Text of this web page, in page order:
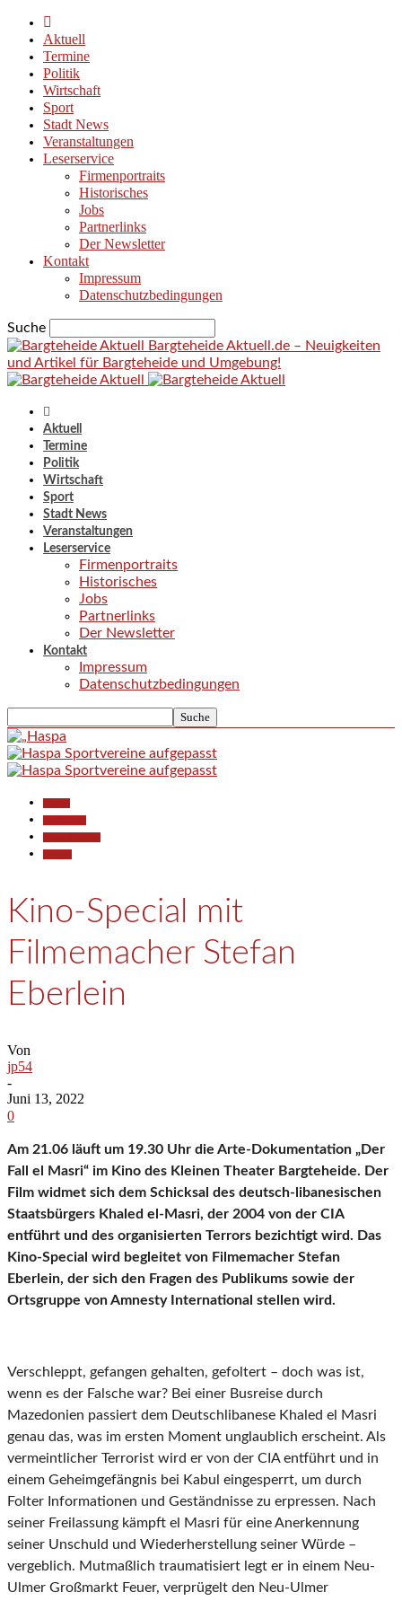
Aktuell
Termine
Politik
Wirtschaft
Sport
Stadt News
Veranstaltungen
Leserservice
Firmenportraits
Historisches
Jobs
Partnerlinks
Der Newsletter
Kontakt
Impressum
Datenschutzbedingungen
Suche
Bargteheide Aktuell.de – Neuigkeiten
und Artikel für Bargteheide und Umgebung!
Aktuell
Termine
Politik
Wirtschaft
Sport
Stadt News
Veranstaltungen
Leserservice
Firmenportraits
Historisches
Jobs
Partnerlinks
Der Newsletter
Kontakt
Impressum
Datenschutzbedingungen
Kino-Special mit
Filmemacher Stefan
Eberlein
Von
jp54
-
Juni 13, 2022
0
Am 21.06 läuft um 19.30 Uhr die Arte-Dokumentation „Der
Fall el Masri“ im Kino des Kleinen Theater Bargteheide. Der
Film widmet sich dem Schicksal des deutsch-libanesischen
Staatsbürgers Khaled el-Masri, der 2004 von der CIA
entführt und des organisierten Terrors bezichtigt wird. Das
Kino-Special wird begleitet von Filmemacher Stefan
Eberlein, der sich den Fragen des Publikums sowie der
Ortsgruppe von Amnesty International stellen wird.
Verschleppt, gefangen gehalten, gefoltert – doch was ist,
wenn es der Falsche war? Bei einer Busreise durch
Mazedonien passiert dem Deutschlibanese Khaled el Masri
genau das, was im ersten Moment unglaublich erscheint. Als
vermeintlicher Terrorist wird er von der CIA entführt und in
einem Geheimgefängnis bei Kabul eingesperrt, um durch
Folter Informationen und Geständnisse zu erpressen. Nach
seiner Freilassung kämpft el Masri für eine Anerkennung
seiner Unschuld und Wiederherstellung seiner Würde –
vergeblich. Mutmaßlich traumatisiert legt er in einem Neu-
Ulmer Großmarkt Feuer, verprügelt den Neu-Ulmer